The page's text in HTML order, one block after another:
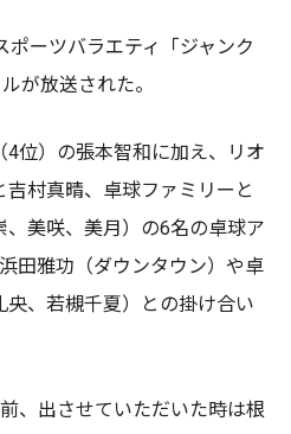
ーツバラエティ「ジャンク
が放送された。
4位）の張本智和に加え、リオ
村真晴、卓球ファミリーと
、美咲、美月）の6名の卓球ア
田雅功（ダウンタウン）や卓
、若槻千夏）との掛け合い
、出させていただいた時は根